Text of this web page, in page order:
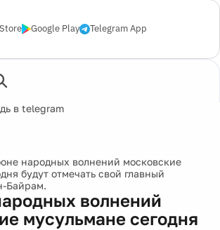
Google Play Telegram App
народных волнений московские
будут отмечать свой главный
Байрам.
волнений
мусульмане сегодня